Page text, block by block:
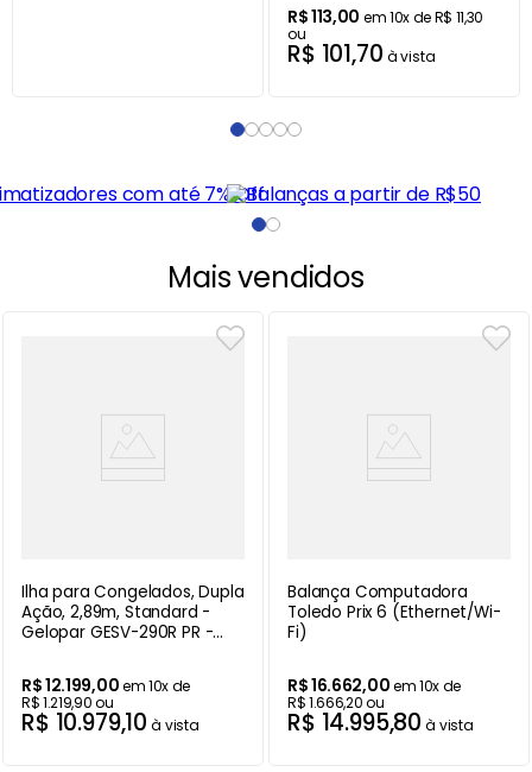
R$113,00 em10x deR$ 11,30
ou
R$ 101,70 à vista
Mais vendidos
Ilha para Congelados, Dupla
Ação, 2,89m, Standard -
Gelopar GESV-290R PR -
R$12.199,00em10x de
R$1.219,90ou
R$ 10.979,10 à vista
Balança Computadora
Toledo Prix 6 (Ethernet/Wi-
Fi)
R$16.662,00em10x de
R$1.666,20ou
R$ 14.995,80 à vista